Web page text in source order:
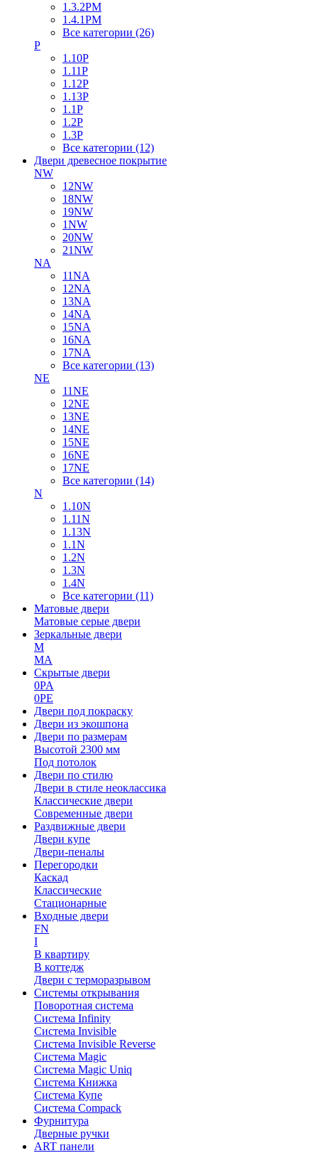
1.3.2PM
1.4.1PM
Все категории (26)
P
1.10P
1.11P
1.12P
1.13P
1.1P
1.2P
1.3P
Все категории (12)
Двери древесное покрытие
NW
12NW
18NW
19NW
1NW
20NW
21NW
NA
11NA
12NA
13NA
14NA
15NA
16NA
17NA
Все категории (13)
NE
11NE
12NE
13NE
14NE
15NE
16NE
17NE
Все категории (14)
N
1.10N
1.11N
1.13N
1.1N
1.2N
1.3N
1.4N
Все категории (11)
Матовые двери
Матовые серые двери
Зеркальные двери
M
MA
Скрытые двери
0PA
0PE
Двери под покраску
Двери из экошпона
Двери по размерам
Высотой 2300 мм
Под потолок
Двери по стилю
Двери в стиле неоклассика
Классические двери
Современные двери
Раздвижные двери
Двери купе
Двери-пеналы
Перегородки
Каскад
Классические
Стационарные
Входные двери
FN
I
В квартиру
В коттедж
Двери с терморазрывом
Системы открывания
Поворотная система
Система Infinity
Система Invisible
Система Invisible Reverse
Система Magic
Система Magic Uniq
Система Книжка
Система Купе
Система Compack
Фурнитура
Дверные ручки
ART панели